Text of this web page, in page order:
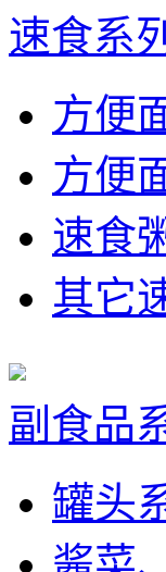
速食系列
方便
方便
速食
其它
副食品
罐头